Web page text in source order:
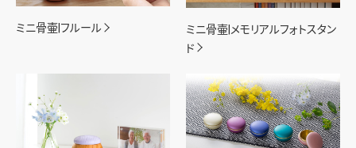
ミニ骨壷|フルール
ミニ骨壷|メモリアルフォトスタン
ド